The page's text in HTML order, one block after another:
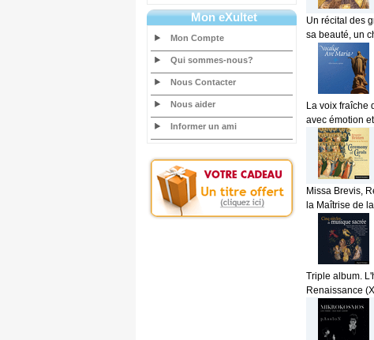
Mon eXultet
Mon Compte
Qui sommes-nous?
Nous Contacter
Nous aider
Informer un ami
Un récital des
sa beauté, un
La voix fraîche
avec émotion
Missa Brevis,
la Maîtrise de
Triple album.
Renaissance